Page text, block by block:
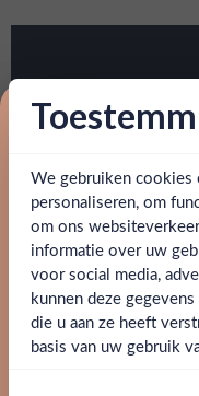
Ben jij
Ja
We gebruiken
personaliseren, om
om ons
informatie over uw
voor social media,
kunnen deze
die u aan ze heeft
basis van uw gebruik
Proost
Schrijf je in en
Email